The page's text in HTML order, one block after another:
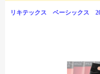
リキテックス ベーシックス